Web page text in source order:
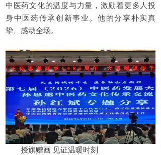
中医药文化的温度与力量，激励着更多人投
身中医药传承创新事业。他的分享朴实真
挚、感动全场。
授旗赠画 见证温暖时刻